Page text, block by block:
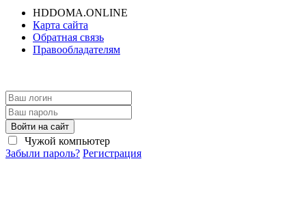
HDDOMA.ONLINE
Карта сайта
Обратная связь
Правообладателям
Войти на сайт
Чужой компьютер
Забыли пароль? Регистрация